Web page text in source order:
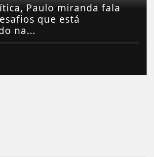
Paulo miranda fala
que está
na...